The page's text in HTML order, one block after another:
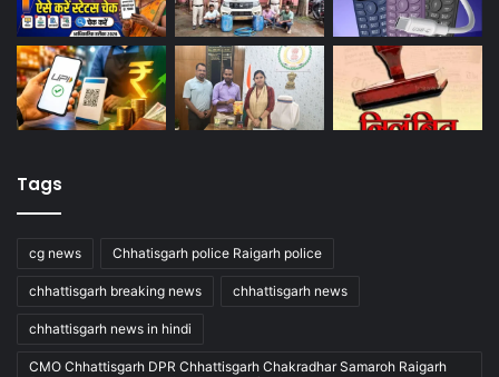
Tags
cg news Chhatisgarh police Raigarh police
chhattisgarh breaking news chhattisgarh news
chhattisgarh news in hindi
CMO Chhattisgarh DPR Chhattisgarh Chakradhar Samaroh Raigarh